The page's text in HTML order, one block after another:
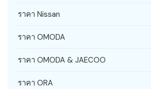
ราคา Nissan
ราคา OMODA
ราคา OMODA & JAECOO
ราคา ORA